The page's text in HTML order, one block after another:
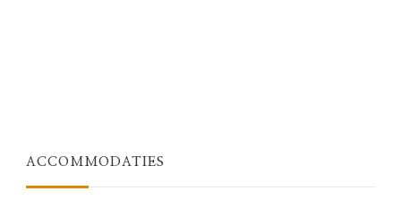
ACCOMMODATIES